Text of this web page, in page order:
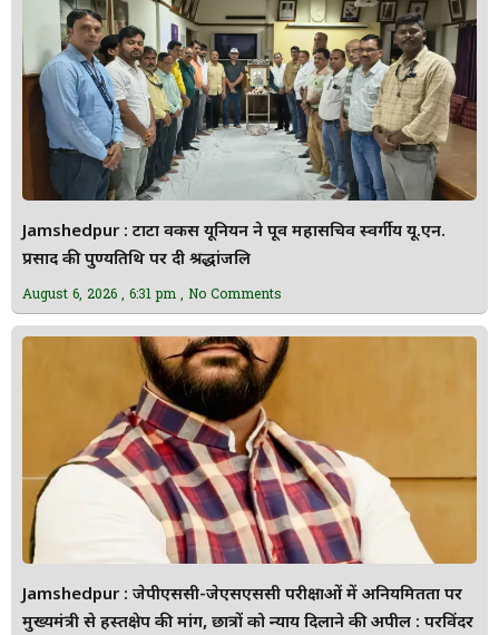
Jamshedpur : टाटा वर्कर्स यूनियन ने पूर्व महासचिव स्वर्गीय यू.एन.
प्रसाद की पुण्यतिथि पर दी श्रद्धांजलि
August 6, 2026 6:31 pm No Comments
Jamshedpur : जेपीएससी-जेएसएससी परीक्षाओं में अनियमितता पर
मुख्यमंत्री से हस्तक्षेप की मांग, छात्रों को न्याय दिलाने की अपील : परविंदर